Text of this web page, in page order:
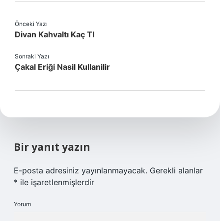
Önceki Yazı
Divan Kahvaltı Kaç Tl
Sonraki Yazı
Çakal Eriği Nasil Kullanilir
Bir yanıt yazın
E-posta adresiniz yayınlanmayacak. Gerekli alanlar
* ile işaretlenmişlerdir
Yorum